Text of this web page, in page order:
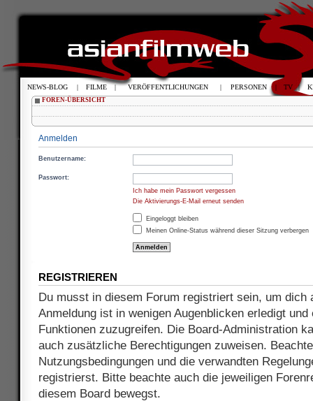
FOREN-ÜBERSICHT
Anmelden
Benutzername:
Passwort:
Ich habe mein Passwort vergessen
Die Aktivierungs-E-Mail erneut senden
Eingeloggt bleiben
Meinen Online-Status während dieser Sitzung verbergen
REGISTRIEREN
Du musst in diesem Forum registriert sein, um dich
Anmeldung ist in wenigen Augenblicken erledigt
Funktionen zuzugreifen. Die Board-Administration
auch zusätzliche Berechtigungen zuweisen.
Nutzungsbedingungen und die verwandten
registrierst. Bitte beachte auch die jeweiligen
diesem Board bewegst.
NEWS-BLOG | FILME | VERÖFFENTLICHUNGEN | PERSONEN | TV |